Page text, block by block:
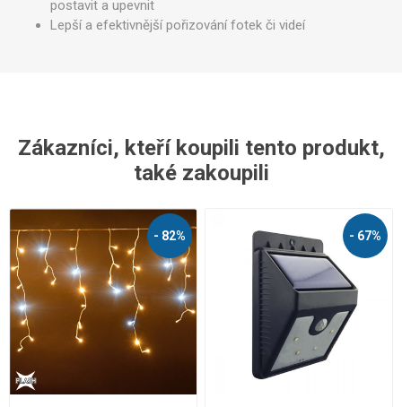
postavit a upevnit
Lepší a efektivnější pořizování fotek či videí
Zákazníci, kteří koupili tento produkt,
také zakoupili
- 82% - 67%